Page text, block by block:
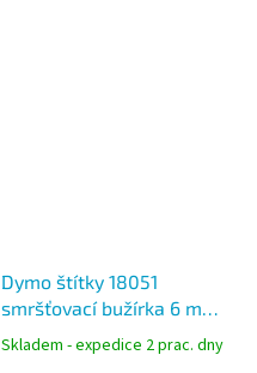
Dymo štítky 18051
smršťovací bužírka 6 mm x
1,5 m typ RHINO, černá na
bílé, S0718260
Skladem - expedice 2 prac. dny